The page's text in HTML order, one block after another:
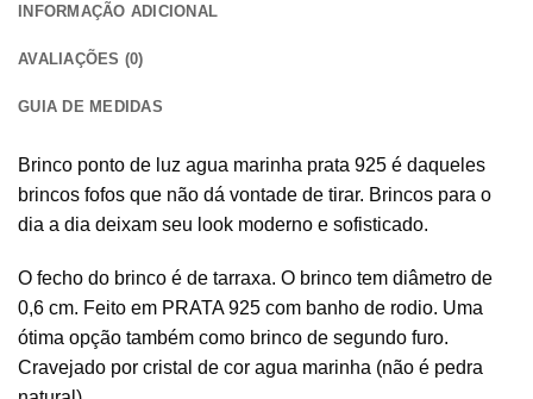
INFORMAÇÃO ADICIONAL
AVALIAÇÕES (0)
GUIA DE MEDIDAS
Brinco ponto de luz agua marinha prata 925 é daqueles
brincos fofos que não dá vontade de tirar. Brincos para o
dia a dia deixam seu look moderno e sofisticado.
O fecho do brinco é de tarraxa. O brinco tem diâmetro de
0,6 cm. Feito em PRATA 925 com banho de rodio. Uma
ótima opção também como brinco de segundo furo.
Cravejado por cristal de cor agua marinha (não é pedra